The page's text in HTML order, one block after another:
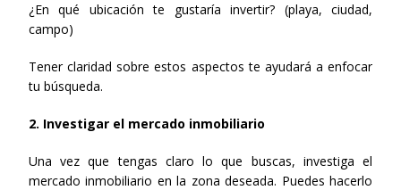
¿En qué ubicación te gustaría invertir? (playa, ciudad,
campo)
Tener claridad sobre estos aspectos te ayudará a enfocar
tu búsqueda.
2. Investigar el mercado inmobiliario
Una vez que tengas claro lo que buscas, investiga el
mercado inmobiliario en la zona deseada. Puedes hacerlo